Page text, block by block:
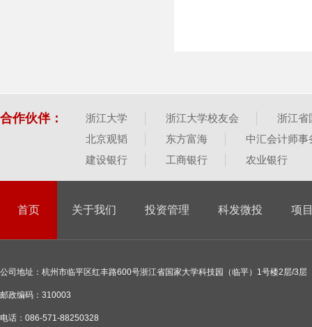
合作伙伴： 浙江大学 浙江大学校友会
浙江省
北京观韬
东方富海
中汇会计师事
建设银行
工商银行 农业银行
首页 关于我们 投资管理 科发微投 项
公司地址：杭州市临平区红丰路600号浙江省国家大学科技园（临平）1号楼2层/3层
邮政编码：310003
电话：086-571-88250328